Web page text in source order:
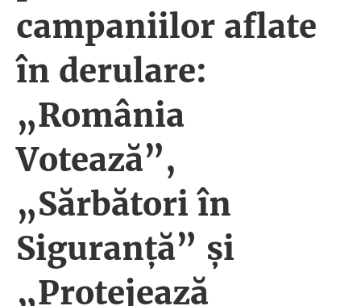
campaniilor aflate
în derulare:
„România
Votează”,
„Sărbători în
Siguranță” și
„Protejează